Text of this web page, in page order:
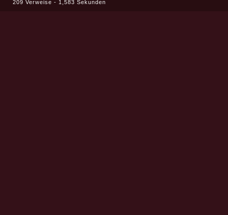
209 Verweise - 1,583 Sekunden